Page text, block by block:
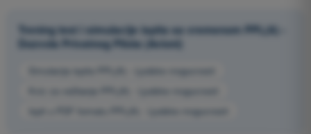
Trening test i simulacije ispita sa vremenom PPL(A) -
Dozvola Privatnog Pilota (Avioni)
Simulacija ispita PPL(A) - Ljudske mogucnosti
Kviz za vežbanje PPL(A) - Ljudske mogucnosti
Ispit u PDF formatu PPL(A) - Ljudske mogucnosti